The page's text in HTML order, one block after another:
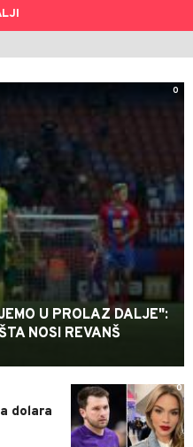
0
U PROLAZ DALJE":
NOSI REVANŠ
0
dolara